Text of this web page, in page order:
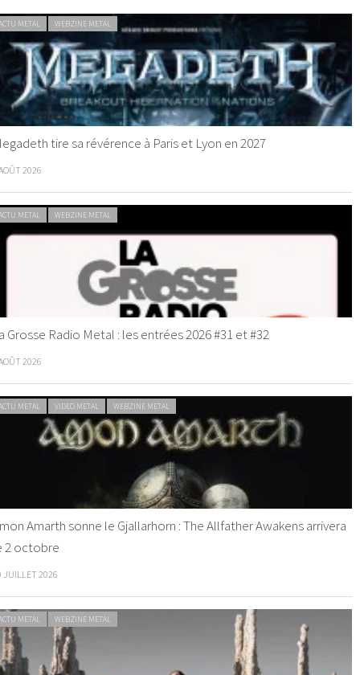
METAL WEBZINE METAL
tire sa révérence à Paris et Lyon en 2027
2026
METAL WEBZINE METAL
Grosse Radio Metal : les entrées 2026 #31 et #32
2026
METAL VIDEO METAL WEBZINE METAL
Amarth sonne le Gjallarhorn : The Allfather Awakens arrivera
2 octobre
JUILLET 2026
METAL WEBZINE METAL